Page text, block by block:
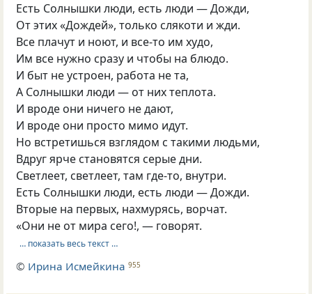
Есть Солнышки люди, есть люди — Дожди,
От этих «Дождей», только слякоти и жди.
Все плачут и ноют, и все-то им худо,
Им все нужно сразу и чтобы на блюдо.
И быт не устроен, работа не та,
А Солнышки люди — от них теплота.
И вроде они ничего не дают,
И вроде они просто мимо идут.
Но встретишься взглядом с такими людьми,
Вдруг ярче становятся серые дни.
Светлеет, светлеет, там где-то, внутри.
Есть Солнышки люди, есть люди — Дожди.
Вторые на первых, нахмурясь, ворчат.
«Они не от мира сего!, — говорят.
… показать весь текст …
© Ирина Исмейкина 955